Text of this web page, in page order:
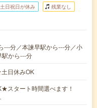
土日祝日が休み 残業なし
---分／本諫早駅から---分／小
駅から---分
日休みOK
スタート時間選べます！